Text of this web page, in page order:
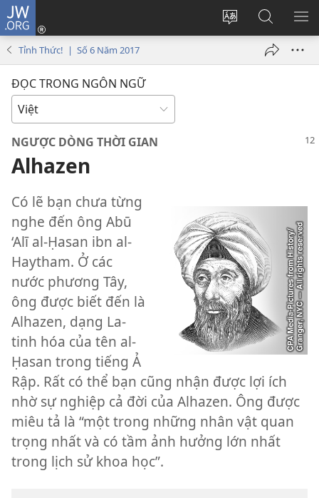
JW.ORG
Thay
Đăng
nhập
Tìm
kiếm
JW.ORG
Tỉnh Thức! | Số 6 Năm 2017
ĐỌC TRONG NGÔN NGỮ
NGƯỢC DÒNG THỜI GIAN
Alhazen
Có lẽ bạn chưa từng
nghe đến ông Abū
‘Alī al-Ḥasan ibn al-
Haytham. Ở các
nước phương Tây,
ông được biết đến là
Alhazen, dạng La-
tinh hóa của tên al-
Ḥasan trong tiếng Ả
Rập. Rất có thể bạn cũng nhận được lợi ích
nhờ sự nghiệp cả đời của Alhazen. Ông được
miêu tả là “một trong những nhân vật quan
trọng nhất và có tầm ảnh hưởng lớn nhất
trong lịch sử khoa học”.